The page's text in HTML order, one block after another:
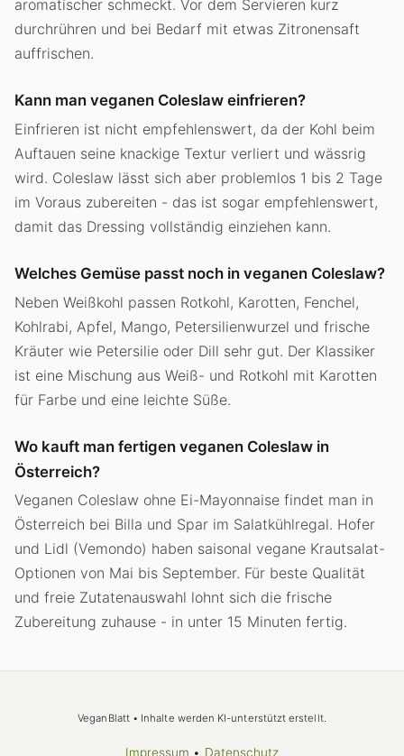
aromatischer schmeckt. Vor dem Servieren kurz
durchrühren und bei Bedarf mit etwas Zitronensaft
auffrischen.
Kann man veganen Coleslaw einfrieren?
Einfrieren ist nicht empfehlenswert, da der Kohl beim
Auftauen seine knackige Textur verliert und wässrig
wird. Coleslaw lässt sich aber problemlos 1 bis 2 Tage
im Voraus zubereiten - das ist sogar empfehlenswert,
damit das Dressing vollständig einziehen kann.
Welches Gemüse passt noch in veganen Coleslaw?
Neben Weißkohl passen Rotkohl, Karotten, Fenchel,
Kohlrabi, Apfel, Mango, Petersilienwurzel und frische
Kräuter wie Petersilie oder Dill sehr gut. Der Klassiker
ist eine Mischung aus Weiß- und Rotkohl mit Karotten
für Farbe und eine leichte Süße.
Wo kauft man fertigen veganen Coleslaw in
Österreich?
Veganen Coleslaw ohne Ei-Mayonnaise findet man in
Österreich bei Billa und Spar im Salatkühlregal. Hofer
und Lidl (Vemondo) haben saisonal vegane Krautsalat-
Optionen von Mai bis September. Für beste Qualität
und freie Zutatenauswahl lohnt sich die frische
Zubereitung zuhause - in unter 15 Minuten fertig.
VeganBlatt • Inhalte werden KI-unterstützt erstellt.
Impressum • Datenschutz